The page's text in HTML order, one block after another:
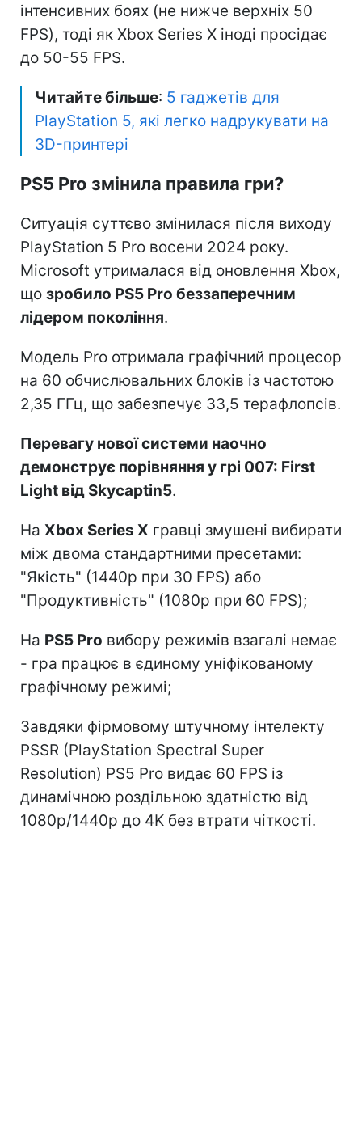
інтенсивних боях (не нижче верхніх 50
FPS), тоді як Xbox Series X іноді просідає
до 50-55 FPS.
Читайте більше: 5 гаджетів для
PlayStation 5, які легко надрукувати на
3D-принтері
PS5 Pro змінила правила гри?
Ситуація суттєво змінилася після виходу
PlayStation 5 Pro восени 2024 року.
Microsoft утрималася від оновлення Xbox,
що зробило PS5 Pro беззаперечним
лідером покоління.
Модель Pro отримала графічний процесор
на 60 обчислювальних блоків із частотою
2,35 ГГц, що забезпечує 33,5 терафлопсів.
Перевагу нової системи наочно
демонструє порівняння у грі 007: First
Light від Skycaptin5.
На Xbox Series X гравці змушені вибирати
між двома стандартними пресетами:
"Якість" (1440p при 30 FPS) або
"Продуктивність" (1080p при 60 FPS);
На PS5 Pro вибору режимів взагалі немає
- гра працює в єдиному уніфікованому
графічному режимі;
Завдяки фірмовому штучному інтелекту
PSSR (PlayStation Spectral Super
Resolution) PS5 Pro видає 60 FPS із
динамічною роздільною здатністю від
1080p/1440p до 4K без втрати чіткості.